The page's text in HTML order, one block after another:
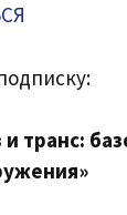
и транс: